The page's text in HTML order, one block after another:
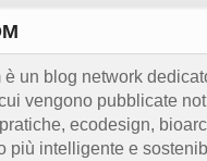
un blog network
vengono pubblicate
ecodesign,
più intelligente e